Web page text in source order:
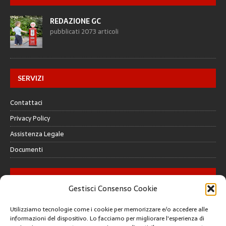
Gestisci Consenso Cookie
Utilizziamo tecnologie come i cookie per memorizzare e/o accedere alle
informazioni del dispositivo. Lo facciamo per migliorare l'esperienza di
REDAZIONE GC
pubblicati 2073 articoli
SERVIZI
Contattaci
Privacy Policy
Assistenza Legale
Documenti
GALLERY